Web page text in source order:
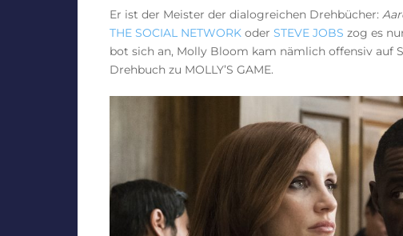
Er ist der Meister der dialogreichen Drehbücher:
THE SOCIAL NETWORK oder STEVE JOBS zog es
bot sich an, Molly Bloom kam nämlich offensiv auf
Drehbuch zu MOLLY’S GAME.